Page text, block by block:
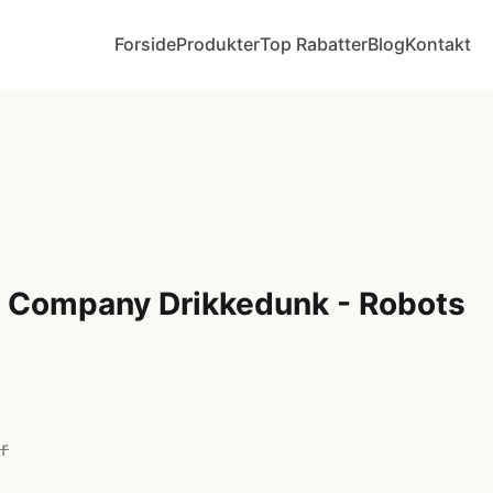
ForsideProdukterTop RabatterBlogKontakt
Drikkedunk - Robots